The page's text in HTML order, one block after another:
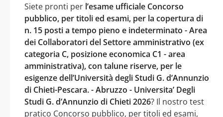
Siete pronti per l’esame ufficiale Concorso
pubblico, per titoli ed esami, per la copertura di
n. 15 posti a tempo pieno e indeterminato - Area
dei Collaboratori del Settore amministrativo (ex
categoria C, posizione economica C1 - area
amministrativa), con talune riserve, per le
esigenze dell’Università degli Studi G. d’Annunzio
di Chieti-Pescara. - Abruzzo - Universita’ Degli
Studi G. d’Annunzio di Chieti 2026? Il nostro test
pratico Concorso pubblico, per titoli ed esami,